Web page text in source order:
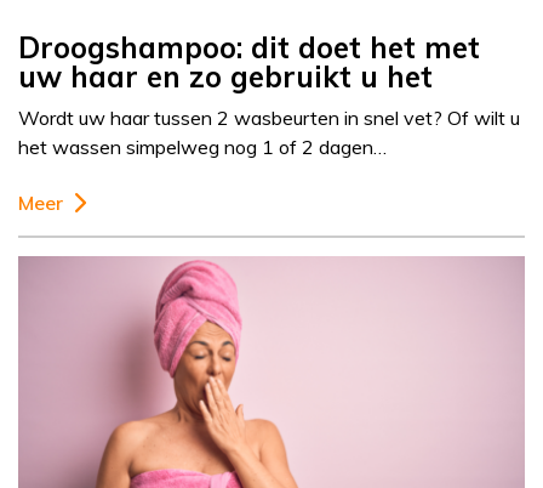
Droogshampoo: dit doet het met
uw haar en zo gebruikt u het
Wordt uw haar tussen 2 wasbeurten in snel vet? Of wilt u
het wassen simpelweg nog 1 of 2 dagen…
Meer